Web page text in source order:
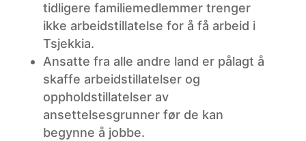
tidligere familiemedlemmer trenger
ikke arbeidstillatelse for å få arbeid i
Tsjekkia.
Ansatte fra alle andre land er pålagt å
skaffe arbeidstillatelser og
oppholdstillatelser av
ansettelsesgrunner før de kan
begynne å jobbe.